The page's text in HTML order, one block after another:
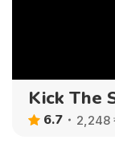
Kick The
6.7 2,248